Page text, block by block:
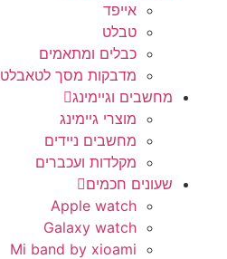
אייפד
טבלט
כבלים ומתאמים
מדבקות מסך לטאבלט
מחשבים וגיימינג
מוצרי גיימינג
מחשבים ניידים
מקלדות ועכברים
שעונים חכמים
Apple watch
Galaxy watch
Mi band by xioami